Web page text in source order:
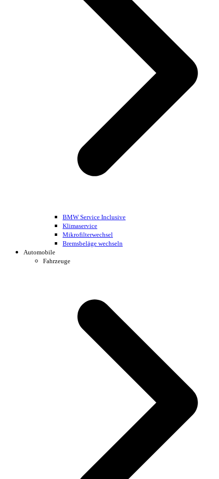
BMW Service Inclusive
Klimaservice
Mikrofilterwechsel
Bremsbeläge wechseln
Automobile
Fahrzeuge